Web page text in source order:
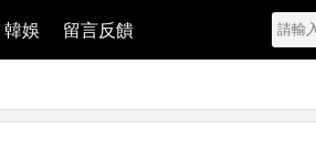
韓娛 留言反饋